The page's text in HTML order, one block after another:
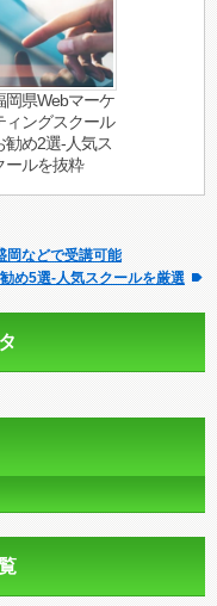
岡県Webマーケ
ィングスクール
勧め2選-人気ス
ールを抜粋
岡などで受講可能
め5選-人気スクールを厳選